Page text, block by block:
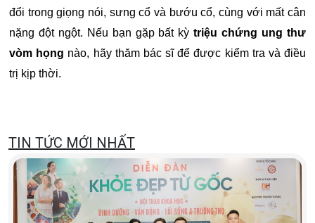
đổi trong giọng nói, sưng cổ và bướu cổ, cùng với mất cân
nặng đột ngột. Nếu bạn gặp bất kỳtriệu chứng ung thư
vòm họng nào, hãy thăm bác sĩ để được kiểm tra và điều
trị kịp thời.
TIN TỨC MỚI NHẤT